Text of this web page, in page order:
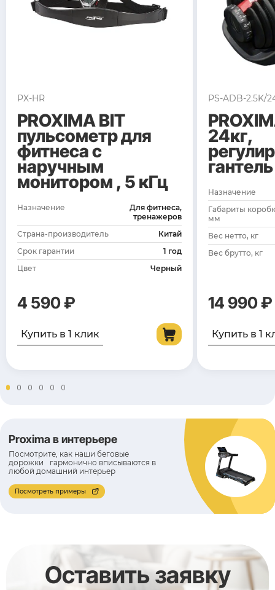
PX-HR
PROXIMA BIT
пульсометр для
фитнеса с
наручным
монитором , 5 кГц
Назначение
Для фитнеса,
тренажеров
Страна-производитель
Китай
Срок гарантии
1 год
Цвет
Черный
4 590 ₽
Купить в 1 клик
PS-ADB-2.5K/
24кг,
гантель
Назначение
Габариты
мм
Вес нетто, кг
Вес брутто, кг
14 990 ₽
Купить в 1
Proxima в интерьере
Посмотрите, как наши беговые
дорожки гармонично вписываются в
любой домашний интерьер
Посмотреть примеры
Оставить заявку